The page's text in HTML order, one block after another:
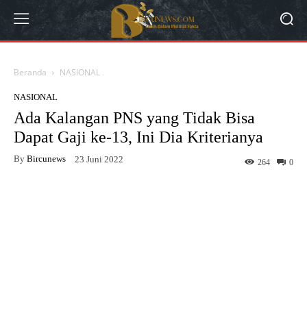
Beranda NASIONAL
NASIONAL
Ada Kalangan PNS yang Tidak Bisa
Dapat Gaji ke-13, Ini Dia Kriterianya
By Bircunews 23 Juni 2022 0
264